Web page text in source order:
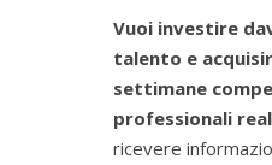
Vuoi investire
talento e
settimane
professionali
ricevere